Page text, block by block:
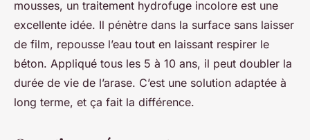
mousses, un traitement hydrofuge incolore est une
excellente idée. Il pénètre dans la surface sans laisser
de film, repousse l’eau tout en laissant respirer le
béton. Appliqué tous les 5 à 10 ans, il peut doubler la
durée de vie de l’arase. C’est une solution adaptée à
long terme, et ça fait la différence.